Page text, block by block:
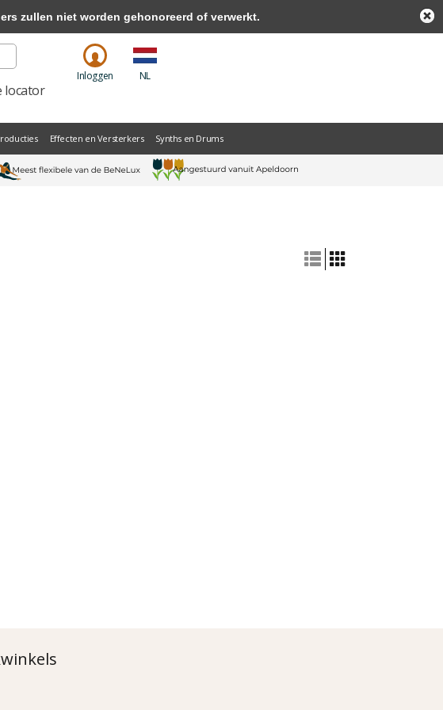
locator
Inloggen NL
Effecten en Versterkers Synths en Drums
zullen niet worden gehonoreerd of verwerkt.